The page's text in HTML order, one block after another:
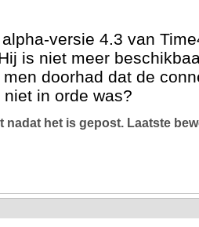
versie 4.3 van
is niet meer
doorhad dat de
in orde was?
nadat het is gepost. Laatste